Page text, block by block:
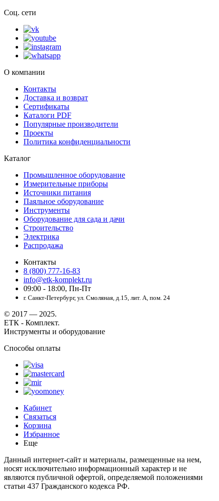
Соц. сети
О компании
Контакты
Доставка и возврат
Сертификаты
Каталоги PDF
Популярные производители
Проекты
Политика конфиденциальности
Каталог
Промышленное оборудование
Измерительные приборы
Источники питания
Паяльное оборудование
Инструменты
Оборудование для сада и дачи
Строительство
Электрика
Распродажа
Контакты
8 (800) 777-16-83
info@etk-komplekt.ru
09:00 - 18:00, Пн-Пт
г. Санкт-Петербург, ул. Смоляная, д.15, лит. А, пом. 24
© 2017 — 2025.
ЕТК - Комплект.
Инструменты и оборудование
Способы оплаты
Кабинет
Связаться
Корзина
Избранное
Еще
Данный интернет-сайт и материалы, размещенные на нем,
носят исключительно информационный характер и не
являются публичной офертой, определяемой положениями
статьи 437 Гражданского кодекса РФ.